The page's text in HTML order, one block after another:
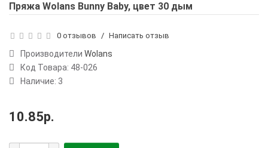
Пряжа Wolans Bunny Baby, цвет 30 дым
0 отзывов / Написать отзыв
Производители Wolans
Код Товара: 48-026
Наличие: 3
10.85р.